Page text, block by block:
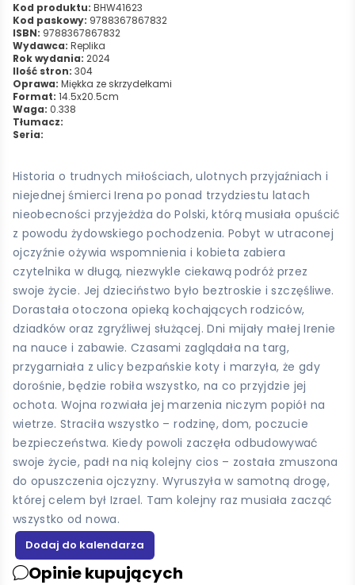
Kod produktu: BHW41623
Kod paskowy: 9788367867832
ISBN: 9788367867832
Wydawca: Replika
Rok wydania: 2024
Ilość stron: 304
Oprawa: Miękka ze skrzydełkami
Format: 14.5x20.5cm
Waga: 0.338
Tłumacz:
Seria:
Historia o trudnych miłościach, ulotnych przyjaźniach i
niejednej śmierci Irena po ponad trzydziestu latach
nieobecności przyjeżdża do Polski, którą musiała opuścić
z powodu żydowskiego pochodzenia. Pobyt w utraconej
ojczyźnie ożywia wspomnienia i kobieta zabiera
czytelnika w długą, niezwykle ciekawą podróż przez
swoje życie. Jej dzieciństwo było beztroskie i szczęśliwe.
Dorastała otoczona opieką kochających rodziców,
dziadków oraz zgryźliwej służącej. Dni mijały małej Irenie
na nauce i zabawie. Czasami zaglądała na targ,
przygarniała z ulicy bezpańskie koty i marzyła, że gdy
dorośnie, będzie robiła wszystko, na co przyjdzie jej
ochota. Wojna rozwiała jej marzenia niczym popiół na
wietrze. Straciła wszystko – rodzinę, dom, poczucie
bezpieczeństwa. Kiedy powoli zaczęła odbudowywać
swoje życie, padł na nią kolejny cios – została zmuszona
do opuszczenia ojczyzny. Wyruszyła w samotną drogę,
której celem był Izrael. Tam kolejny raz musiała zacząć
wszystko od nowa.
Opinie kupujących